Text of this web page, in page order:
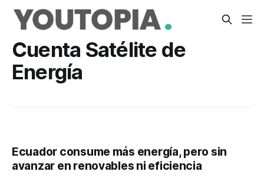
Cuenta Satélite de
Energía
Ecuador consume más energía, pero sin
avanzar en renovables ni eficiencia